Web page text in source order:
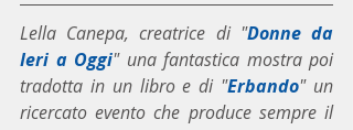
Lella Canepa, creatrice di "Donne da
Ieri a Oggi" una fantastica mostra poi
tradotta in un libro e di "Erbando" un
ricercato evento che produce sempre il